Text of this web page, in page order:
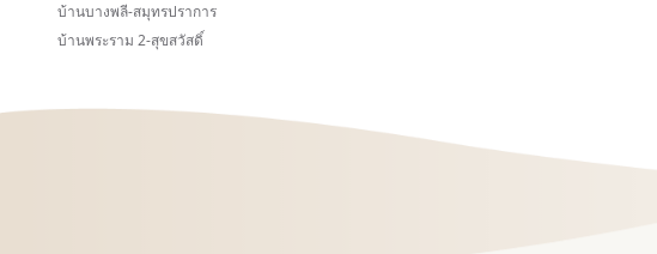
บ้านบางพลี-สมุทรปราการ
บ้านพระราม 2-สุขสวัสดิ์